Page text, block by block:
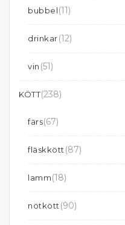
bubbel(11)
drinkar(12)
vin (51)
KÖTT(238)
färs(67)
fläskkött (87)
lamm(18)
nötkött (90)